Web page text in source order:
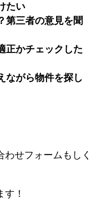
たい
第三者の意見を聞
正かチェックした
ながら物件を探し
わせフォームもしく
！